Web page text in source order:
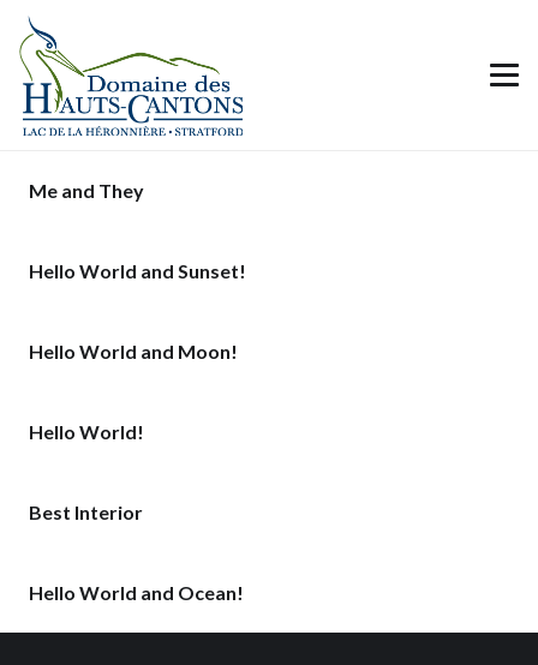
Me and They
Hello World and Sunset!
Hello World and Moon!
Hello World!
Best Interior
Hello World and Ocean!